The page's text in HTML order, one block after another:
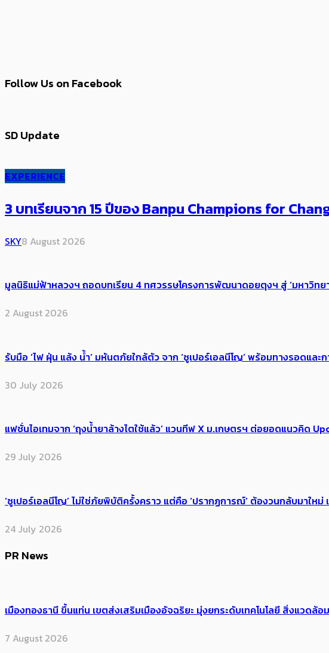
Follow Us on Facebook
SD Update
EXPERIENCE
3 บทเรียนจาก 15 ปีของ Banpu Champions for
SKY8 August 2026
มูลนิธิแม่ฟ้าหลวงฯ ถอดบทเรียน 4 ทศวรรษโครงการพัฒนาดอยตุงฯ สู่ ‘มหาวิ
2 August 2026
รับมือ ‘ไฟ ฝุ่น แล้ง น้ำ’ มหันตภัยใกล้ตัว จาก ‘ซูเปอร์เอลนีโญ’ พร้อมทางรอดและ
30 July 2026
แฟชั่นไอเทมจาก ‘ถุงน้ำยาล้างไตใช้แล้ว’ แวนทีฟ X ม.เกษตรฯ ต่อยอดแนวคิด
29 July 2026
‘ซูเปอร์เอลนีโญ’ ไม่ใช่ภัยพิบัติครั้งคราว แต่คือ ‘ปรากฏการณ์’ ​ต้อง​วนกลับมาใ
24 July 2026
PR News
เมืองทองธานี ขึ้นแท่น เขตส่งเสริมเมืองอัจฉริยะ มุ่งยกระดับเทคโนโลยี สิ่งแวด
7 August 2026